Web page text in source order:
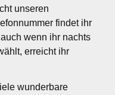
unseren
findet ihr
wenn ihr nachts
erreicht ihr
wunderbare